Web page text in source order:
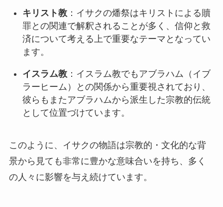
キリスト教：イサクの燔祭はキリストによる贖
罪との関連で解釈されることが多く、信仰と救
済について考える上で重要なテーマとなってい
ます。
イスラム教：イスラム教でもアブラハム（イブ
ラーヒーム）との関係から重要視されており、
彼らもまたアブラハムから派生した宗教的伝統
として位置づけています。
このように、イサクの物語は宗教的・文化的な背
景から見ても非常に豊かな意味合いを持ち、多く
の人々に影響を与え続けています。